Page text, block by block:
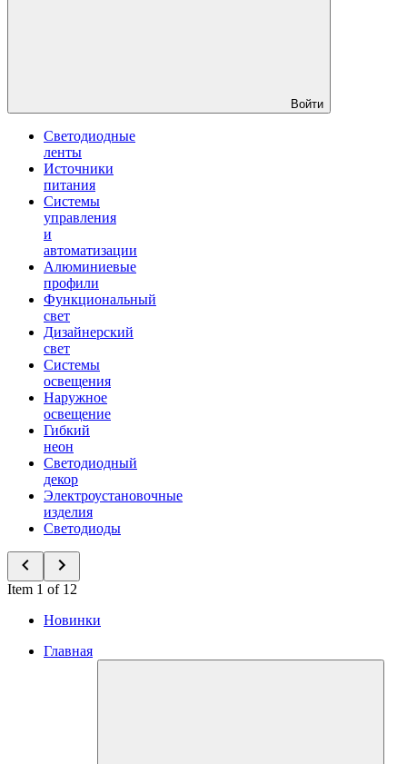
Войти
Светодиодные
ленты
Источники
питания
Системы
управления
и
автоматизации
Алюминиевые
профили
Функциональный
свет
Дизайнерский
свет
Системы
освещения
Наружное
освещение
Гибкий
неон
Светодиодный
декор
Электроустановочные
изделия
Светодиоды
Item 1 of 12
Новинки
Главная